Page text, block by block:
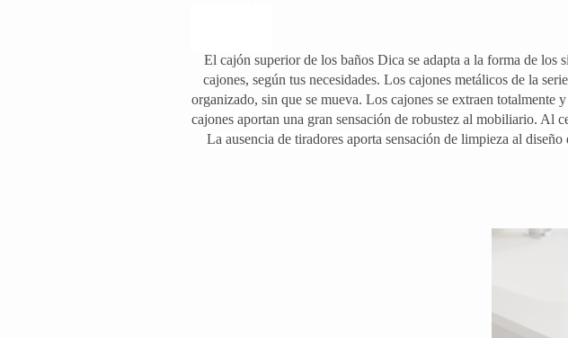
El cajón superior de los baños Dica se adapta a la forma de
cajones, según tus necesidades. Los cajones metálicos de la
organizado, sin que se mueva. Los cajones se extraen totalmente
cajones aportan una gran sensación de robustez al mobiliario. Al
La ausencia de tiradores aporta sensación de limpieza al